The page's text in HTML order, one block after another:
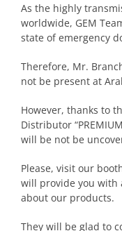
As the highly
worldwide, GEM
state of emergency
Therefore, Mr.
not be present at
However, thanks to
Distributor
will be not be
Please, visit our
will provide you with
about our products.
They will be glad to